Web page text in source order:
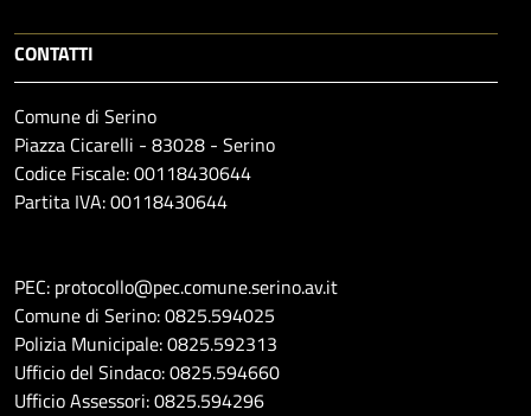
CONTATTI
Comune di Serino
Piazza Cicarelli - 83028 - Serino
Codice Fiscale: 00118430644
Partita IVA: 00118430644
PEC: protocollo@pec.comune.serino.av.it
Comune di Serino: 0825.594025
Polizia Municipale: 0825.592313
Ufficio del Sindaco: 0825.594660
Ufficio Assessori: 0825.594296